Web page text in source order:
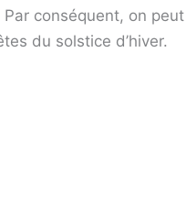
conséquent, on peut
du solstice d’hiver.